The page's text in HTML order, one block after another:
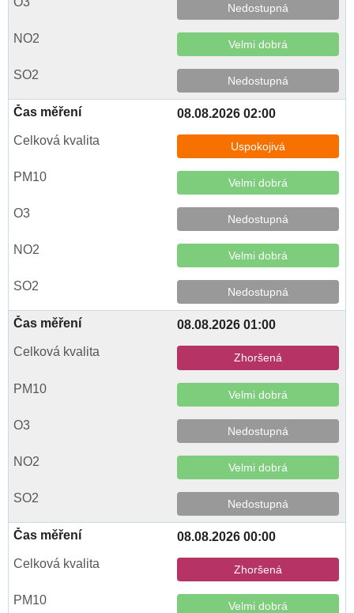
Nedostupná
Velmi dobrá
Nedostupná
08.08.2026 02:00
Uspokojivá
Velmi dobrá
Nedostupná
Velmi dobrá
Nedostupná
08.08.2026 01:00
Zhoršená
Velmi dobrá
Nedostupná
Velmi dobrá
Nedostupná
08.08.2026 00:00
Zhoršená
Velmi dobrá